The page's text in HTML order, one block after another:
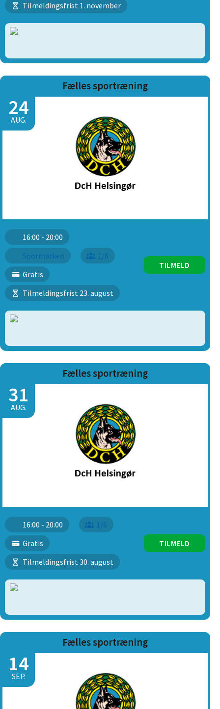
Tilmeldingsfrist 1. november
Fælles sportræning
24
AUG.
16:00 - 20:00
Spormarken
1/6
Gratis
Tilmeldingsfrist 23. august
TILMELD
Fælles sportræning
31
AUG.
16:00 - 20:00
1/6
Gratis
Tilmeldingsfrist 30. august
TILMELD
Fælles sportræning
14
SEP.